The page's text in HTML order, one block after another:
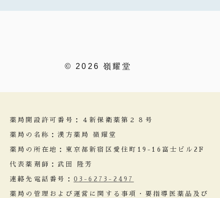
© 2026 嶺耀堂
薬局開設許可番号：４新保衛薬第２８号
薬局の名称：漢方薬局 嶺耀堂
薬局の所在地：東京都新宿区愛住町19-16富士ビル2F
代表薬剤師：武田 隆芳
連絡先電話番号： 03-6273-2497
薬局の管理および運営に関する事項・要指導医薬品及び